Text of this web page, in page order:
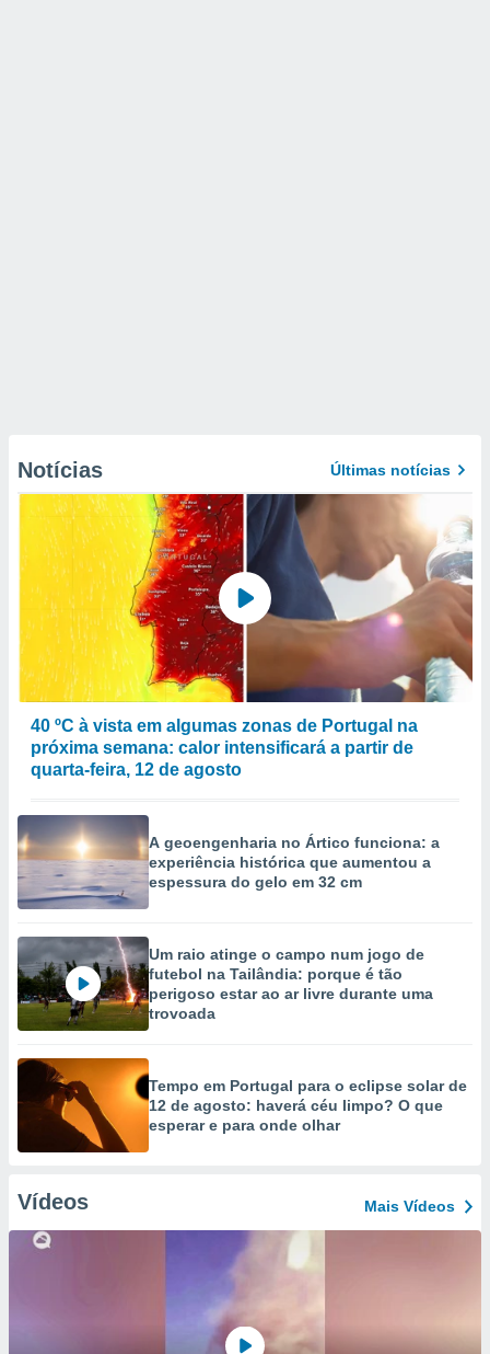
Notícias Últimas notícias
40 ºC à vista em algumas zonas de Portugal na
próxima semana: calor intensificará a partir de
quarta-feira, 12 de agosto
A geoengenharia no Ártico funciona: a
experiência histórica que aumentou a
espessura do gelo em 32 cm
Um raio atinge o campo num jogo de
futebol na Tailândia: porque é tão
perigoso estar ao ar livre durante uma
trovoada
Tempo em Portugal para o eclipse solar de
12 de agosto: haverá céu limpo? O que
esperar e para onde olhar
Vídeos Mais Vídeos